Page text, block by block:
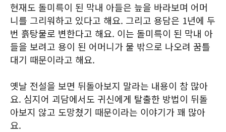
현재도 돌미륵이 된 막내 아들은 늪을 바라보며 어머
니를 그리워하고 있다고 해요. 그리고 용담은 1년에 두
번 흙탕물로 변한다고 해요. 이는 돌미륵이 된 막내 아
들을 보려고 용이 된 어머니가 물 밖으로 나오려 꿈틀
대기 때문이라고 해요.
옛날 전설을 보면 뒤돌아보지 말라는 내용이 참 많아
요. 심지어 괴담에서도 귀신에게 탈출한 방법이 뒤돌
아보지 않고 도망쳤기 때문이라는 이야기가 꽤 많아
요.